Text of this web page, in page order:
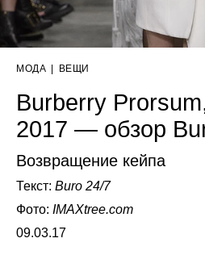
МОДА | ВЕЩИ
Burberry
2017 — обзор
Возвращение кейпа
Текст: Buro 24/7
Фото: IMAXtree.com
09.03.17